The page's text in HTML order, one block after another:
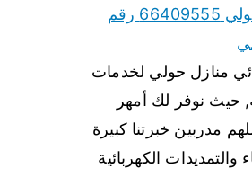
كهربائي منازل حولي 66409555 رقم
منازل حولي لخدمات
حيث نوفر لك أمهر
مدربين خبرتنا كبيرة
الكهربائية